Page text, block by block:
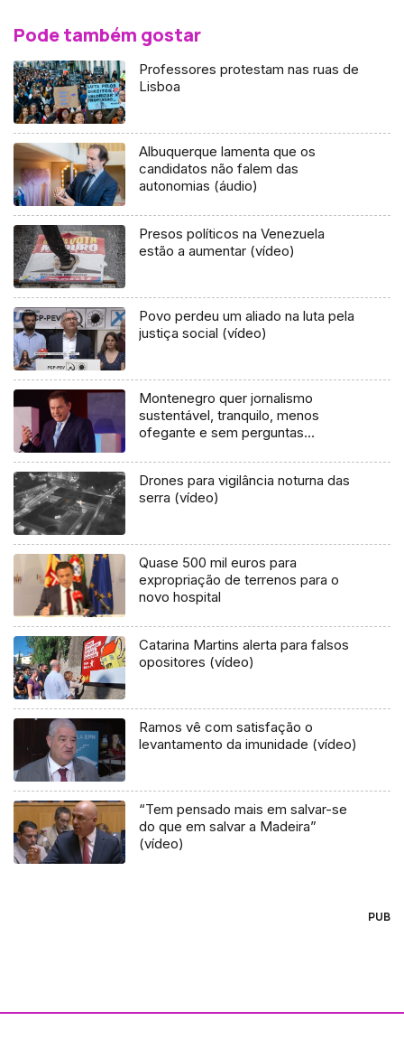
Pode também gostar
Professores protestam nas ruas de
Lisboa
Albuquerque lamenta que os
candidatos não falem das
autonomias (áudio)
Presos políticos na Venezuela
estão a aumentar (vídeo)
Povo perdeu um aliado na luta pela
justiça social (vídeo)
Montenegro quer jornalismo
sustentável, tranquilo, menos
ofegante e sem perguntas
Drones para vigilância noturna das
serra (vídeo)
Quase 500 mil euros para
expropriação de terrenos para o
novo hospital
Catarina Martins alerta para falsos
opositores (vídeo)
Ramos vê com satisfação o
levantamento da imunidade (vídeo)
“Tem pensado mais em salvar-se
do que em salvar a Madeira”
(vídeo)
PUB